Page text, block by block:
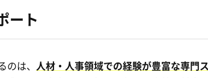
ート
は、 人材・人事領域での経験が豊富な専門